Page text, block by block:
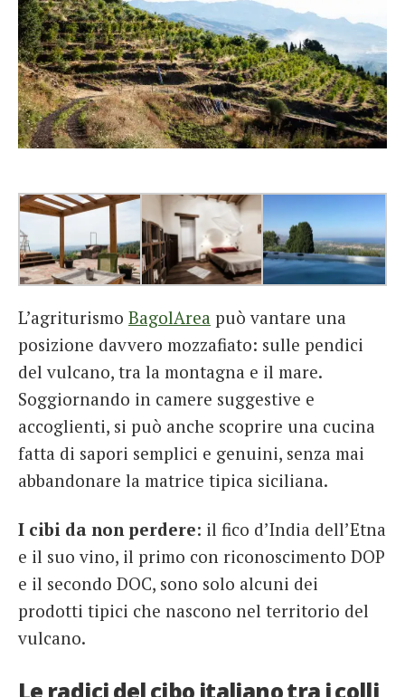
L’agriturismo BagolArea può vantare una
posizione davvero mozzafiato: sulle pendici
del vulcano, tra la montagna e il mare.
Soggiornando in camere suggestive e
accoglienti, si può anche scoprire una cucina
fatta di sapori semplici e genuini, senza mai
abbandonare la matrice tipica siciliana.
I cibi da non perdere: il fico d’India dell’Etna
e il suo vino, il primo con riconoscimento DOP
e il secondo DOC, sono solo alcuni dei
prodotti tipici che nascono nel territorio del
vulcano.